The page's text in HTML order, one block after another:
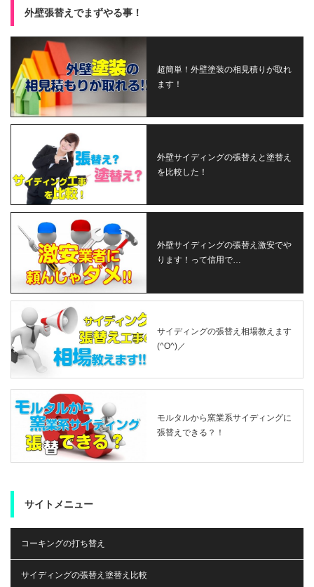
外壁張替えでまずやる事！
超簡単！外壁塗装の相見積りが取れ
ます！
外壁サイディングの張替えと塗替え
を比較した！
外壁サイディングの張替え激安でや
ります！って信用で…
サイディングの張替え相場教えます
(^O^)／
モルタルから窯業系サイディングに
張替えできる？！
サイトメニュー
コーキングの打ち替え
サイディングの張替え塗替え比較